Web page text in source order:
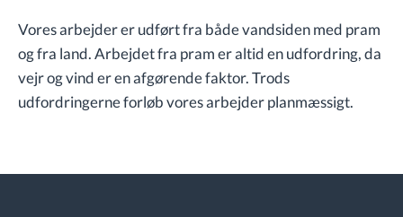
Vores arbejder er udført fra både vandsiden med pram
og fra land. Arbejdet fra pram er altid en udfordring, da
vejr og vind er en afgørende faktor. Trods
udfordringerne forløb vores arbejder planmæssigt.